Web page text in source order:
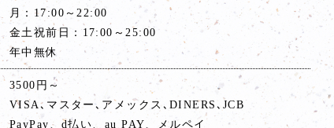
月：17:00～22:00
金土祝前日：17:00～25:00
年中無休
3500円～
VISA､マスター､アメックス､DINERS､JCB
PayPay、d払い、au PAY、メルペイ